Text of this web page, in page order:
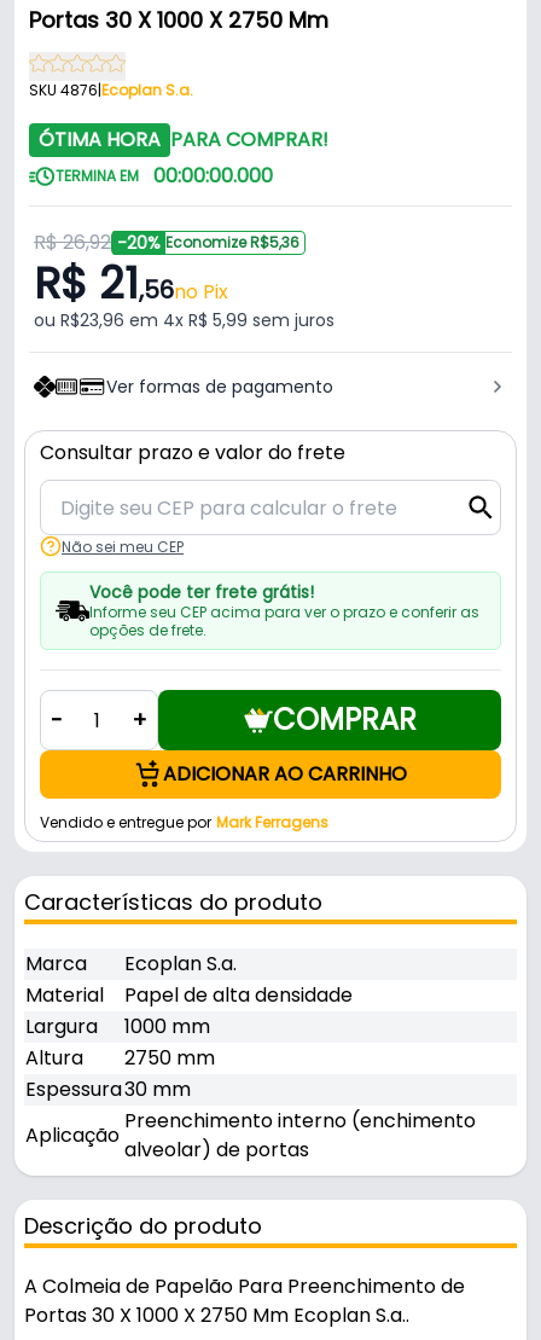
Portas 30 X 1000 X 2750 Mm
SKU 4876|Ecoplan S.a.
ÓTIMA HORA PARA COMPRAR!
TERMINA EM 00:00:00.000
R$ 26,92 -20% Economize R$5,36
R$ 21,56no Pix
ou R$23,96 em 4x R$ 5,99 sem juros
Ver formas de pagamento
Consultar prazo e valor do frete
Não sei meu CEP
Você pode ter frete grátis!
Informe seu CEP acima para ver o prazo e conferir as
opções de frete.
- + COMPRAR
ADICIONAR AO CARRINHO
Vendido e entregue por Mark Ferragens
Características do produto
Marca
Ecoplan S.a.
Material
Papel de alta densidade
Largura
1000 mm
Altura
2750 mm
Espessura30 mm
Aplicação
Preenchimento interno (enchimento
alveolar) de portas
Descrição do produto
A Colmeia de Papelão Para Preenchimento de
Portas 30 X 1000 X 2750 Mm Ecoplan S.a..